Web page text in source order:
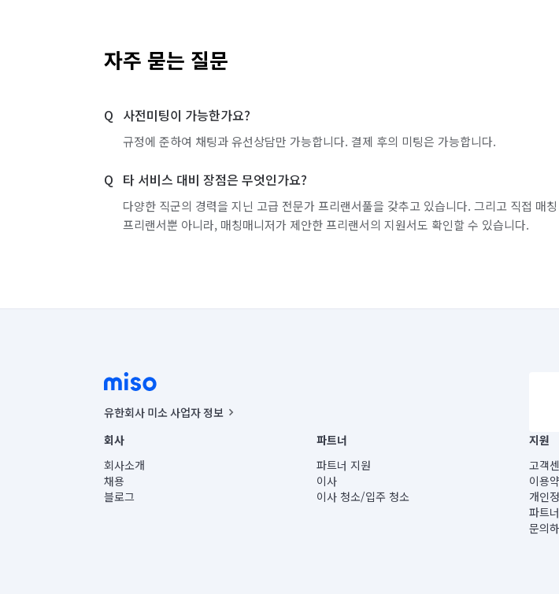
자주 묻는 질문
사전미팅이 가능한가요?
규정에 준하여 채팅과 유선상담만 가능합니다. 결제 후의 미팅은 가능합니다.
타 서비스 대비 장점은 무엇인가요?
다양한 직군의 경력을 지닌 고급 전문가 프리랜서풀을 갖추고 있습니다. 그리고 직접 매
프리랜서뿐 아니라, 매칭매니저가 제안한 프리랜서의 지원서도 확인할 수 있습니다.
유한회사 미소 사업자 정보
사업자등록번호 : 291-87-00271 | 인허가번호 : 2016-3220163-14-5-00019 |
통신판매신고번호 : 2024-서울종로-1400(공정거래위원회 정보) |
대표이사 : CHING VICTOR COLUMBIA RHEE
주소 | 본사: 서울특별시 종로구 율곡로 6(중학동, 트윈트리빌딩) B동 5층
컨택센터 : 서울특별시 종로구 수송동 율곡로 24, 7층, 8층 미소
회사
회사소개
채용
블로그
파트너
파트너 지원
이사
이사 청소/입주 청소
지원
고객
이용
개인
파트
문의